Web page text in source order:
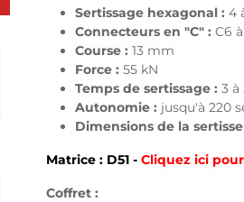
Sertissage hexagonal : 4
Connecteurs en "C" : C6
Course : 13 mm
Force : 55 kN
Temps de sertissage : 3 à
Autonomie : jusqu'à 220
Dimensions de la
Matrice : D51 - Cliquez ici
Coffret :